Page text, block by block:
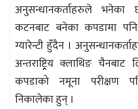
अनुसन्धानकर्ताहरुले
कटनबाट बनेका कपडामा
ग्यारेन्टी हुँदैन ।
अन्तराष्ट्र्रिय क्लाथिङ
कपडाको नमूना परीक्षण
निकालेका हुन् ।